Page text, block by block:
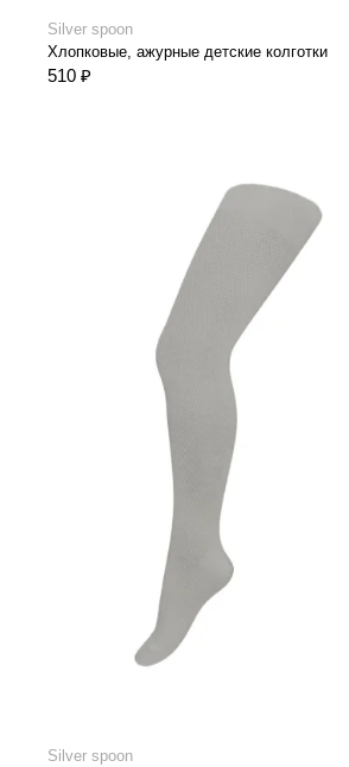
Silver spoon
Хлопковые, ажурные детские колготки
510 ₽
Silver spoon